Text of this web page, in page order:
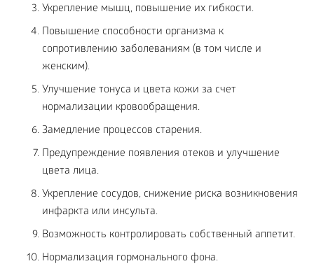
Укрепление мышц, повышение их гибкости.
Повышение способности организма к
сопротивлению заболеваниям (в том числе и
женским).
Улучшение тонуса и цвета кожи за счет
нормализации кровообращения.
Замедление процессов старения.
Предупреждение появления отеков и улучшение
цвета лица.
Укрепление сосудов, снижение риска возникновения
инфаркта или инсульта.
Возможность контролировать собственный аппетит.
Нормализация гормонального фона.